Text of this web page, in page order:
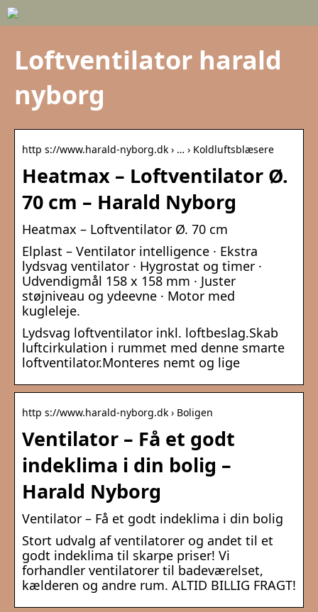
Loftventilator harald
nyborg
http s://www.harald-nyborg.dk › … › Koldluftsblæsere
Heatmax – Loftventilator Ø.
70 cm – Harald Nyborg
Heatmax – Loftventilator Ø. 70 cm
Elplast – Ventilator intelligence · Ekstra
lydsvag ventilator · Hygrostat og timer ·
Udvendigmål 158 x 158 mm · Juster
støjniveau og ydeevne · Motor med
kugleleje.
Lydsvag loftventilator inkl. loftbeslag.Skab
luftcirkulation i rummet med denne smarte
loftventilator.Monteres nemt og lige
http s://www.harald-nyborg.dk › Boligen
Ventilator – Få et godt
indeklima i din bolig –
Harald Nyborg
Ventilator – Få et godt indeklima i din bolig
Stort udvalg af ventilatorer og andet til et
godt indeklima til skarpe priser! Vi
forhandler ventilatorer til badeværelset,
kælderen og andre rum. ALTID BILLIG FRAGT!